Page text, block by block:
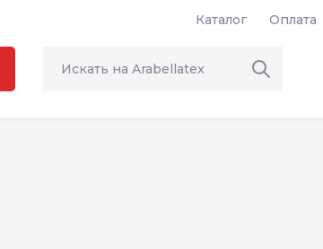
Каталог Оплата